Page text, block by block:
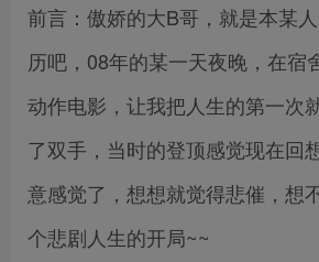
前言：傲娇的大B哥，就是本某
历吧，08年的某一天夜晚，在宿
动作电影，让我把人生的第一次
了双手，当时的登顶感觉现在回
意感觉了，想想就觉得悲催，想
个悲剧人生的开局~~